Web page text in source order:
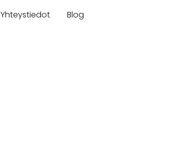
Yhteystiedot Blog